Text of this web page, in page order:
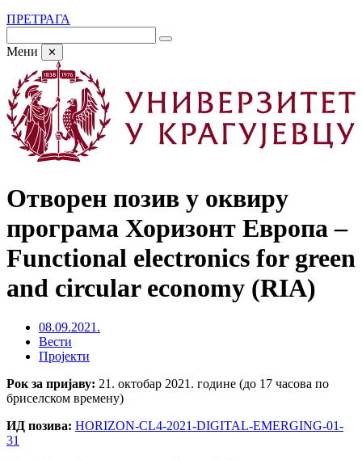
ПРЕТРАГА
Мени ✕
Отворен позив у оквиру
програма Хоризонт Европа ‒
Functional electronics for green
and circular economy (RIA)
08.09.2021.
Вести
Пројекти
Рок за пријаву: 21. октобар 2021. године (до 17 часова по
бриселском времену)
ИД позива: HORIZON-CL4-2021-DIGITAL-EMERGING-01-
31